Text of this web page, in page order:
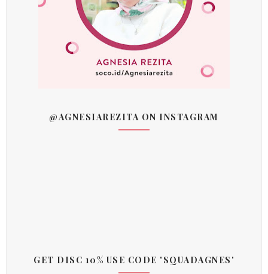
@AGNESIAREZITA ON INSTAGRAM
GET DISC 10% USE CODE 'SQUADAGNES'